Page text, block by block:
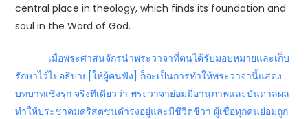
central place in theology, which finds its foundation and
soul in the Word of God.
เมื่อพระศาสนจักรนำพระวาจาที่ตนได้รับมอบหมายและเก็บ
รักษาไว้ไปอธิบาย[ให้ผู้คนฟัง] ก็จะเป็นการทำให้พระวาจานี้แสดง
บทบาทเชิงรุก จริงทีเดียวว่า พระวาจาย่อมมีอานุภาพและบันดาลผล
ทำให้ประชาคมคริสตชนดำรงอยู่และมีชีวิตชีวา ผู้เชื่อทุกคนย่อมถูก